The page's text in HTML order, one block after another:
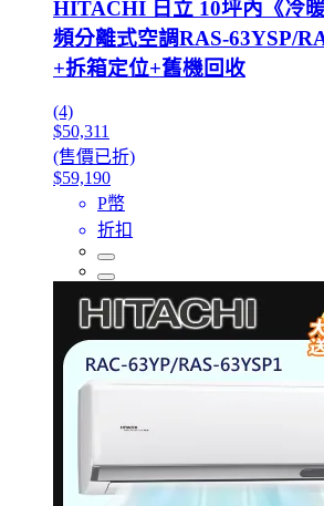
HITACHI 日立 10坪內《冷
頻分離式空調RAS-63YSP/
+拆箱定位+舊機回收
(4)
$50,311
(售價已折)
$59,190
P幣
折扣